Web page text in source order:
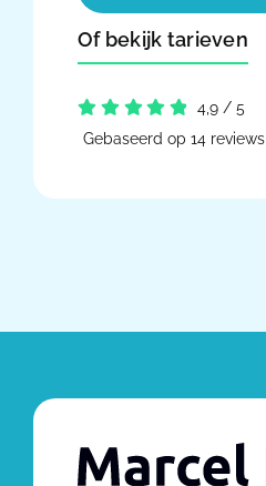
Of bekijk tarieven
4,9/ 5
Gebaseerd op 14 reviews